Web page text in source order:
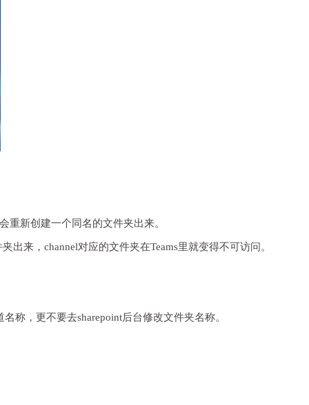
重新创建一个同名的文件夹出来。
出来，channel对应的文件夹在Teams里就变得不可访问。
称，更不要去sharepoint后台修改文件夹名称。